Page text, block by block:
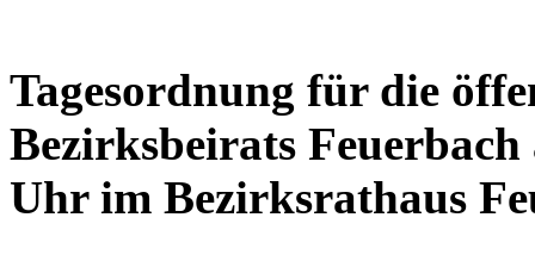
Tagesordnung für die
Bezirksbeirats
Uhr im Bezirksrathaus